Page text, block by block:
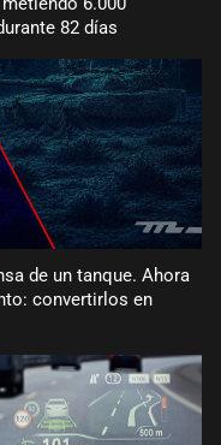
82 días
de un tanque. Ahora
convertirlos en